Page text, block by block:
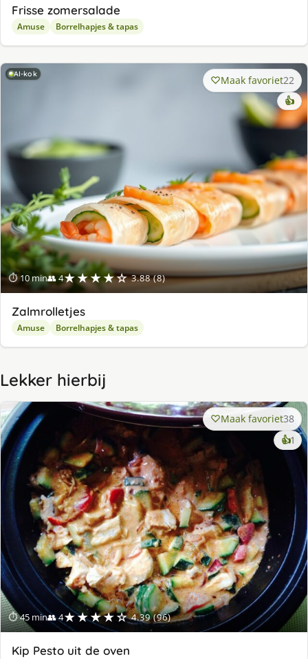
Frisse zomersalade
Amuse Borrelhapjes & tapas
AI-kok
⏱ 10 min👥 4★★★★☆ 3.88 (8)
Maak favoriet22
👍
Zalmrolletjes
Amuse Borrelhapjes & tapas
Lekker hierbij
⏱ 45 min👥 4★★★★☆ 4.39 (96)
Maak favoriet38
👍1
Kip Pesto uit de oven